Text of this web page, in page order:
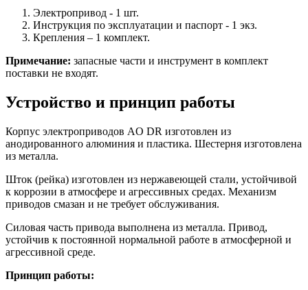
Электропривод - 1 шт.
Инструкция по эксплуатации и паспорт - 1 экз.
Крепления – 1 комплект.
Примечание: запасные части и инструмент в комплект
поставки не входят.
Устройство и принцип работы
Корпус электроприводов AO DR изготовлен из
анодированного алюминия и пластика. Шестерня изготовлена
из металла.
Шток (рейка) изготовлен из нержавеющей стали, устойчивой
к коррозии в атмосфере и агрессивных средах. Механизм
приводов смазан и не требует обслуживания.
Силовая часть привода выполнена из металла. Привод,
устойчив к постоянной нормальной работе в атмосферной и
агрессивной среде.
Принцип работы: